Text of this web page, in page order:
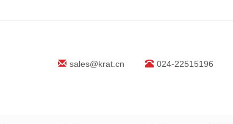
sales@krat.cn 024-22515196